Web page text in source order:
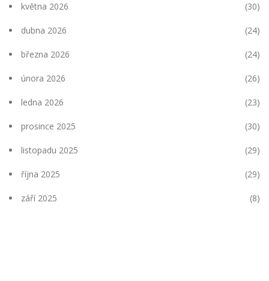
května 2026 (30)
dubna 2026 (24)
března 2026 (24)
února 2026 (26)
ledna 2026 (23)
prosince 2025 (30)
listopadu 2025 (29)
října 2025 (29)
září 2025 (8)